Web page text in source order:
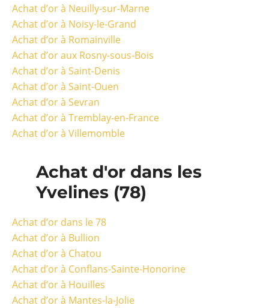
Achat d’or à Neuilly-sur-Marne
Achat d’or à Noisy-le-Grand
Achat d’or à Romainville
Achat d’or aux Rosny-sous-Bois
Achat d’or à Saint-Denis
Achat d’or à Saint-Ouen
Achat d’or à Sevran
Achat d’or à Tremblay-en-France
Achat d’or à Villemomble
Achat d'or dans les
Yvelines (78)
Achat d’or dans le 78
Achat d’or à Bullion
Achat d’or à Chatou
Achat d’or à Conflans-Sainte-Honorine
Achat d’or à Houilles
Achat d’or à Mantes-la-Jolie